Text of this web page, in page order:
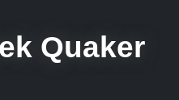
Quaker